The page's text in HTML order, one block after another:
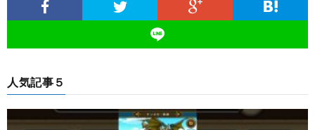
人気記事５